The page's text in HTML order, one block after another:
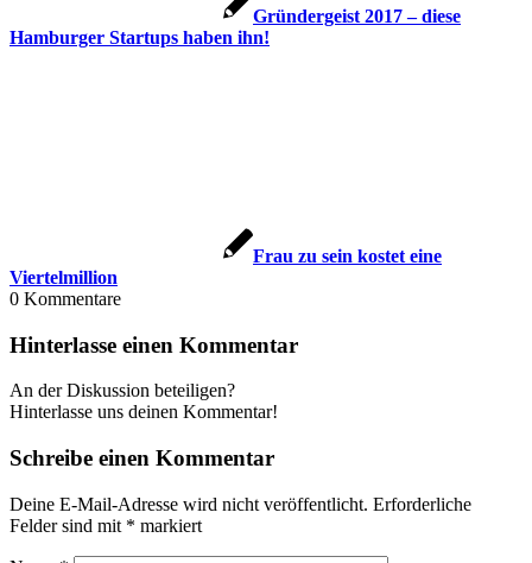
Gründergeist 2017 – diese
Hamburger Startups haben ihn!
Frau zu sein kostet eine
Viertelmillion
0 Kommentare
Hinterlasse einen Kommentar
An der Diskussion beteiligen?
Hinterlasse uns deinen Kommentar!
Schreibe einen Kommentar
Deine E-Mail-Adresse wird nicht veröffentlicht. Erforderliche
Felder sind mit * markiert